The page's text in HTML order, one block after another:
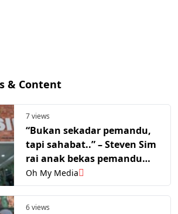
& Content
7 views
“Bukan sekadar pemandu,
tapi sahabat..” – Steven Sim
rai anak bekas pemandu
daftar masuk USIM,
hadiahkan laptop
Oh My Media
6 views